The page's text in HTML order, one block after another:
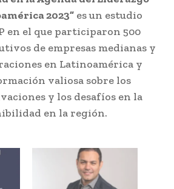
2023” es un estudio
en el que participaron 500
de empresas medianas y
en Latinoamérica y
valiosa sobre los
y los desafíos en la
en la región.